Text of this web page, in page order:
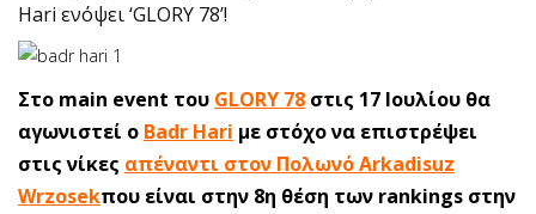
Hari ενόψει ‘GLORY 78’!
Στο main event του GLORY 78 στις 17 Ιουλίου θα
αγωνιστεί ο Badr Hari με στόχο να επιστρέψει
στις νίκες απέναντι στον Πολωνό Arkadisuz
Wrzosekπου είναι στην 8η θέση των rankings στην